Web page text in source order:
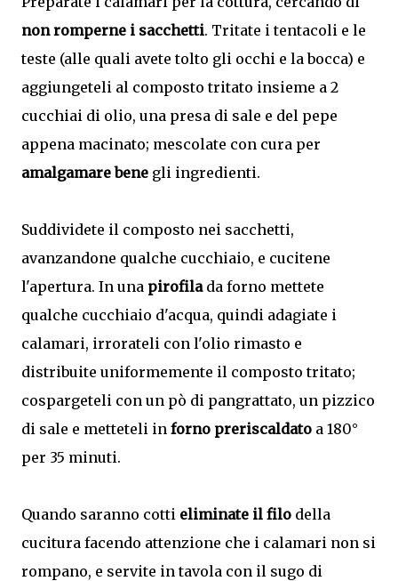
non romperne i sacchetti. Tritate i tentacoli e le
teste (alle quali avete tolto gli occhi e la bocca) e
aggiungeteli al composto tritato insieme a 2
cucchiai di olio, una presa di sale e del pepe
appena macinato; mescolate con cura per
amalgamare bene gli ingredienti.
Suddividete il composto nei sacchetti,
avanzandone qualche cucchiaio, e cucitene
l'apertura. In una pirofilada forno mettete
qualche cucchiaio d'acqua, quindi adagiate i
calamari, irrorateli con l'olio rimasto e
distribuite uniformemente il composto tritato;
cospargeteli con un pò di pangrattato, un pizzico
di sale e metteteli in forno preriscaldato a 180°
per 35 minuti.
Quando saranno cotti eliminate il filo della
cucitura facendo attenzione che i calamari non si
rompano, e servite in tavola con il sugo di